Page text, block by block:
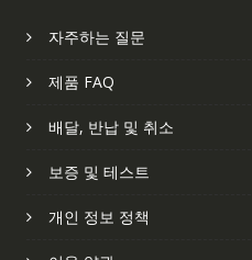
자주하는 질문
제품 FAQ
배달, 반납 및 취소
보증 및 테스트
개인 정보 정책